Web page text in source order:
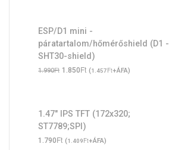
ESP/D1 mini -
páratartalom/hőmérőshield (D1 -
SHT30-shield)
1.990Ft Original
1.850FtCurrent
(1.457Ft+ÁFA)
1.47" IPS TFT (172x320;
ST7789;SPI)
1.790Ft (1.409Ft+ÁFA)